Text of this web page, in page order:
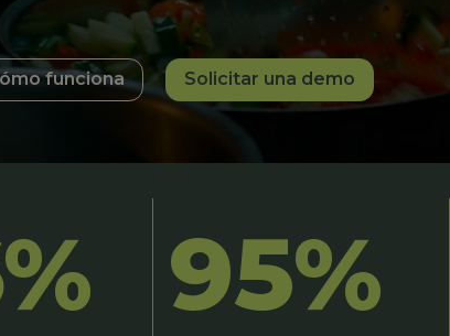
funciona Solicitar una demo
95%